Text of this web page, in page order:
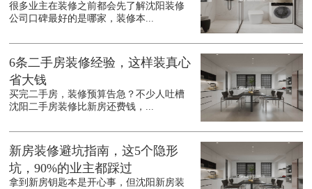
很多业主在装修之前都会先了解沈阳装修
公司口碑最好的是哪家，装修本...
6条二手房装修经验，这样装真心
省大钱
买完二手房，装修预算告急？不少人吐槽
沈阳二手房装修比新房还费钱，...
新房装修避坑指南，这5个隐形
坑，90%的业主都踩过
拿到新房钥匙本是开心事，但沈阳新房装